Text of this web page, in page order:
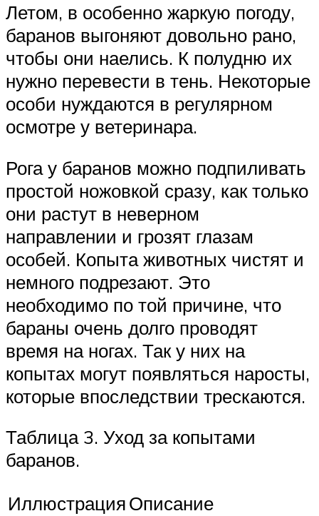
Летом, в особенно жаркую погоду,
баранов выгоняют довольно рано,
чтобы они наелись. К полудню их
нужно перевести в тень. Некоторые
особи нуждаются в регулярном
осмотре у ветеринара.
Рога у баранов можно подпиливать
простой ножовкой сразу, как только
они растут в неверном
направлении и грозят глазам
особей. Копыта животных чистят и
немного подрезают. Это
необходимо по той причине, что
бараны очень долго проводят
время на ногах. Так у них на
копытах могут появляться наросты,
которые впоследствии трескаются.
Таблица 3. Уход за копытами
баранов.
ИллюстрацияОписание